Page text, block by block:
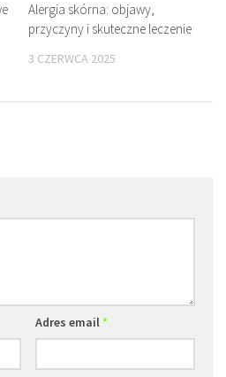
Alergia skórna: objawy,
przyczyny i skuteczne leczenie
3 CZERWCA 2025
Adres email*